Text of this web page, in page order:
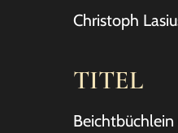
Christoph
TITEL